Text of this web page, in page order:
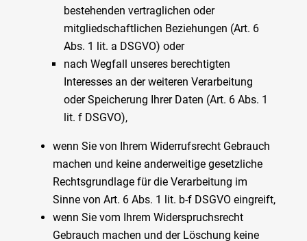
bestehenden vertraglichen oder
mitgliedschaftlichen Beziehungen (Art. 6
Abs. 1 lit. a DSGVO) oder
nach Wegfall unseres berechtigten
Interesses an der weiteren Verarbeitung
oder Speicherung Ihrer Daten (Art. 6 Abs. 1
lit. f DSGVO),
wenn Sie von Ihrem Widerrufsrecht Gebrauch
machen und keine anderweitige gesetzliche
Rechtsgrundlage für die Verarbeitung im
Sinne von Art. 6 Abs. 1 lit. b-f DSGVO eingreift,
wenn Sie vom Ihrem Widerspruchsrecht
Gebrauch machen und der Löschung keine